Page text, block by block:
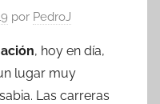
por PedroJ
, hoy en día,
lugar muy
Las carreras